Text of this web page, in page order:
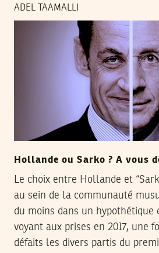
ADEL TAAMALLI
Hollande ou Sarko ? A vous
Le choix entre Hollande et
au sein de la communauté
du moins dans un hypothétique
voyant aux prises en 2017, une
défaits les divers partis du